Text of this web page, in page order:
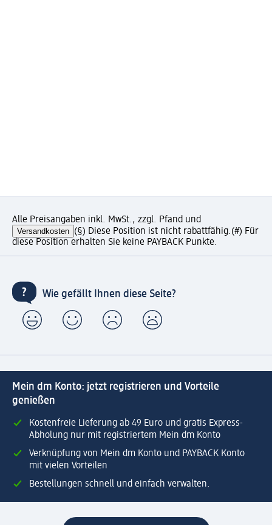
Alle Preisangaben inkl. MwSt., zzgl. Pfand und
Versandkosten (§) Diese Position ist nicht rabattfähig.(#) Für
diese Position erhalten Sie keine PAYBACK Punkte.
Wie gefällt Ihnen diese Seite?
Mein dm Konto: jetzt registrieren und Vorteile
genießen
Kostenfreie Lieferung ab 49 Euro und gratis Express-
Abholung nur mit registriertem Mein dm Konto
Verknüpfung von Mein dm Konto und PAYBACK Konto
mit vielen Vorteilen
Bestellungen schnell und einfach verwalten.